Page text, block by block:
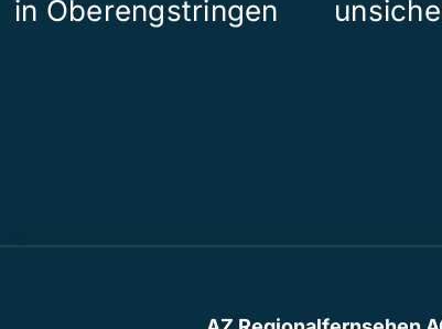
in Oberengstringen